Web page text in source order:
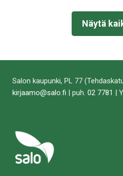
Näytä
Salon kaupunki, PL 77
kirjaamo@salo.fi | puh. 02 7781 |